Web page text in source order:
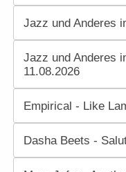
Jazz und Anderes
Jazz und Anderes
11.08.2026
Empirical - Like
Dasha Beets -